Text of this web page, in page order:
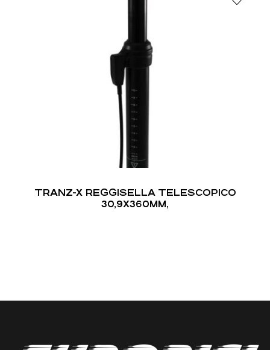
TRANZ-X REGGISELLA TELESCOPICO
30,9X360MM,